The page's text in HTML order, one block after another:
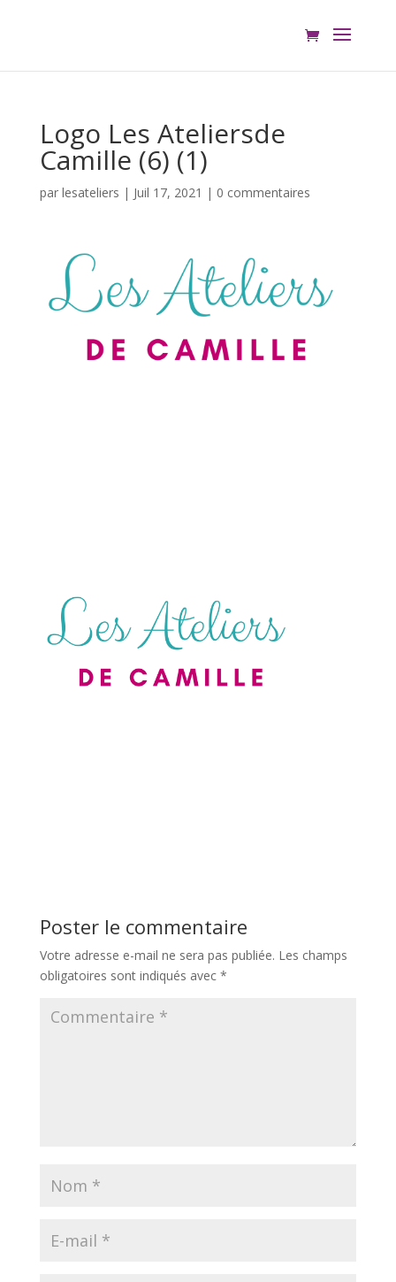
Logo Les Ateliersde
Camille (6) (1)
par lesateliers | Juil 17, 2021 | 0 commentaires
Poster le commentaire
Votre adresse e-mail ne sera pas publiée. Les champs
obligatoires sont indiqués avec *